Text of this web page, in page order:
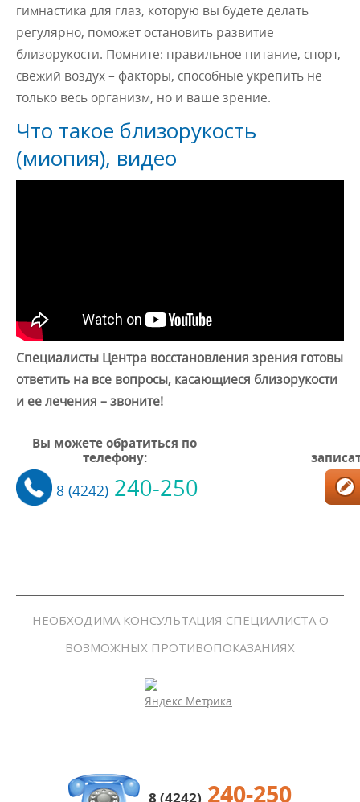
гимнастика для глаз, которую вы будете делать
регулярно, поможет остановить развитие
близорукости. Помните: правильное питание, спорт,
свежий воздух – факторы, способные укрепить не
только весь организм, но и ваше зрение.
Что такое близорукость
(миопия), видео
Специалисты Центра восстановления зрения готовы
ответить на все вопросы, касающиеся близорукости
и ее лечения – звоните!
Вы можете обратиться по
телефону:
8 (4242) 240-250
НЕОБХОДИМА КОНСУЛЬТАЦИЯ СПЕЦИАЛИСТА О
ВОЗМОЖНЫХ ПРОТИВОПОКАЗАНИЯХ
8 (4242) 240-250